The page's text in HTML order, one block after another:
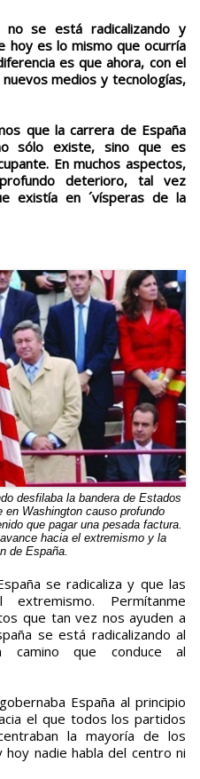
no se está radicalizando y
hoy es lo mismo que ocurría
es que ahora, con el
medios y tecnologías,
que la carrera de España
sólo existe, sino que es
En muchos aspectos,
deterioro, tal vez
existía en ´vísperas de la
desfilaba la bandera de Estados
en Washington causo profundo
que pagar una pesada factura.
hacia el extremismo y la
de España.
Permítanme
que tan vez nos ayuden a
se está radicalizando al
camino que conduce al
España al principio
el que todos los partidos
la mayoría de los
nadie habla del centro ni